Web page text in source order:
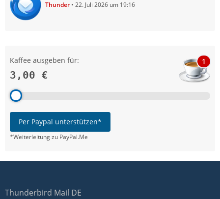
Thunder 22. Juli 2026 um 19:16
Kaffee ausgeben für:
3,00 €
1
Per Paypal unterstützen*
*Weiterleitung zu PayPal.Me
Thunderbird Mail DE